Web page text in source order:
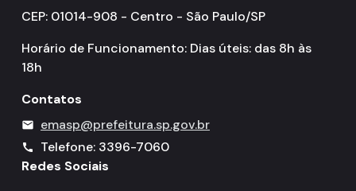
CEP: 01014-908 - Centro - São Paulo/SP
Horário de Funcionamento: Dias úteis: das 8h às
18h
Contatos
mail emasp@prefeitura.sp.gov.br
call
Telefone: 3396-7060
Redes Sociais